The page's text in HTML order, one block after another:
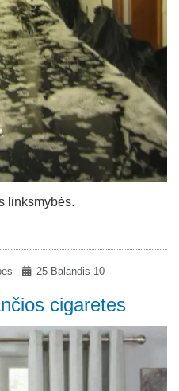
linksmybės.
25 Balandis 10
cigaretes